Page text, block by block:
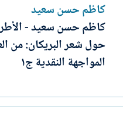
كاظم حسن سعيد
كاظم حسن سعيد -
حول شعر البريكان: من
المواجهة النقدية ج١